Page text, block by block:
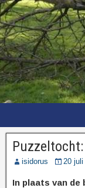
isidorus 20 juli
In plaats van